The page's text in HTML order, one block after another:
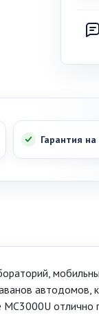
Гарантия
автодомов,
MC3000U